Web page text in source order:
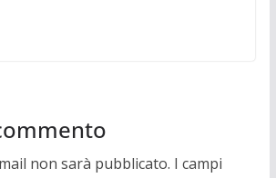
non sarà pubblicato. I campi